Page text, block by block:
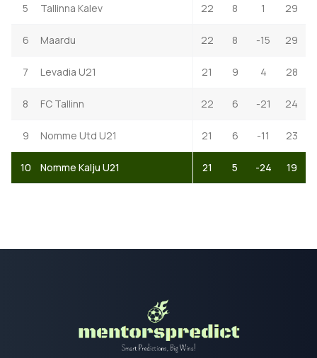
5 Tallinna Kalev 22 8 1 29
6 Maardu 22 8 -15 29
7 Levadia U21 21 9 4 28
8 FC Tallinn 22 6 -21 24
9 Nomme Utd U21 21 6 -11 23
10 Nomme Kalju U21 21 5 -24 19